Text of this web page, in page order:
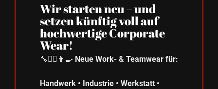
Wir starten neu – und
setzen künftig voll auf
hochwertige Corporate
Wear!
🔧👩‍⚕️👨‍🍳 Neue Work‑ & Teamwear für:
Handwerk • Industrie • Werkstatt •